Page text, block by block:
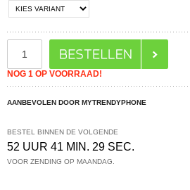
NOG 1 OP VOORRAAD!
AANBEVOLEN DOOR MYTRENDYPHONE
BESTEL BINNEN DE VOLGENDE
52 UUR 41 MIN. 29 SEC.
VOOR ZENDING OP MAANDAG.